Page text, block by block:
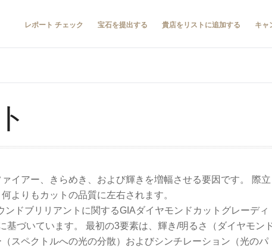
レポート チェック 宝石を提出する 貴店をリストに追加する キャ
イアー、きらめき、および輝きを増幅させる要因です。 際立
よりもカットの品質に左右されます。
ドブリリアントに関するGIAダイヤモンドカットグレーディ
基づいています。 最初の3要素は、輝き/明るさ（ダイヤモン
スペクトルへの光の分散）およびシンチレーション（光のパ